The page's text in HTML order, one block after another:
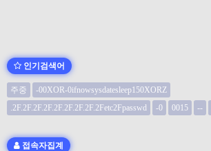
인기검색어
주중
-00XOR-0ifnowsysdatesleep150XORZ
.2F.2F.2F.2F.2F.2F.2F.2F.2Fetc2Fpasswd
-0 0015 --
접속자집계